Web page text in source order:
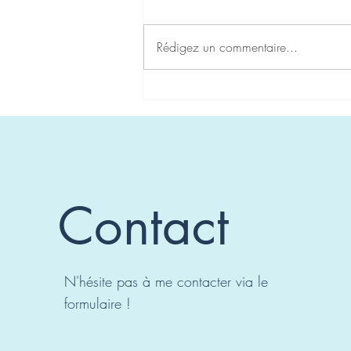
28/11/22
Rédigez un commentaire...
Contact
N'hésite pas à me contacter via le
formulaire !